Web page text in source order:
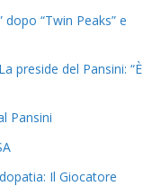
“Twin Peaks” e
preside del Pansini: “È
Pansini
Il Giocatore